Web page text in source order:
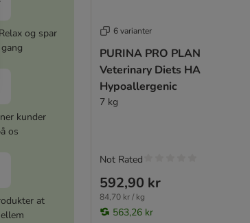
og spar
gang
kunder
os
at
6 varianter
PURINA PRO PLAN
Veterinary Diets HA
Hypoallergenic
7 kg
592,90 kr
84,70 kr / kg
563,26 kr
Not Rated